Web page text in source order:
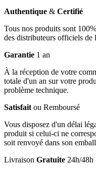
Authentique & Certifié
Tous nos produits sont
des distributeurs officiels de
Garantie 1 an
À la réception de votre
totale d'un an sur votre
problème technique.
Satisfait ou Remboursé
Vous disposez d'un délai
produit si celui-ci ne
soit renvoyé dans son
Livraison Gratuite 24h/48h